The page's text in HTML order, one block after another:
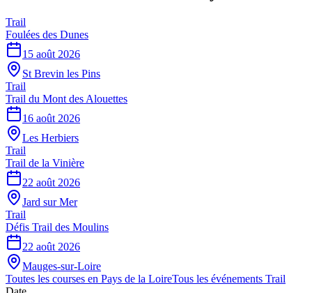
Trail
Foulées des Dunes
15 août 2026
St Brevin les Pins
Trail
Trail du Mont des Alouettes
16 août 2026
Les Herbiers
Trail
Trail de la Vinière
22 août 2026
Jard sur Mer
Trail
Défis Trail des Moulins
22 août 2026
Mauges-sur-Loire
Toutes les courses en Pays de la LoireTous les événements Trail